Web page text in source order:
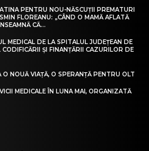
PENTRU NOU-NĂSCUȚII PREMATURI
FLOREANU: „CÂND O MAMĂ AFLATĂ
CĂ...
MEDICAL DE LA SPITALUL JUDEȚEAN DE
ȘI FINANȚĂRII CAZURILOR DE
NOUĂ VIAȚĂ, O SPERANȚĂ PENTRU OLT
MEDICALE ÎN LUNA MAI, ORGANIZATĂ